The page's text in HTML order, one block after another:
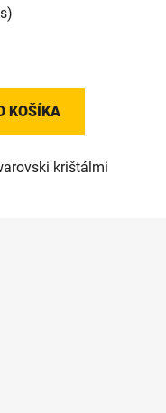
KOŠÍKA
krištálmi